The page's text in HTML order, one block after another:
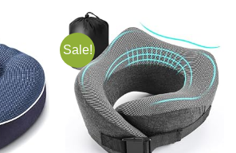
Sale!